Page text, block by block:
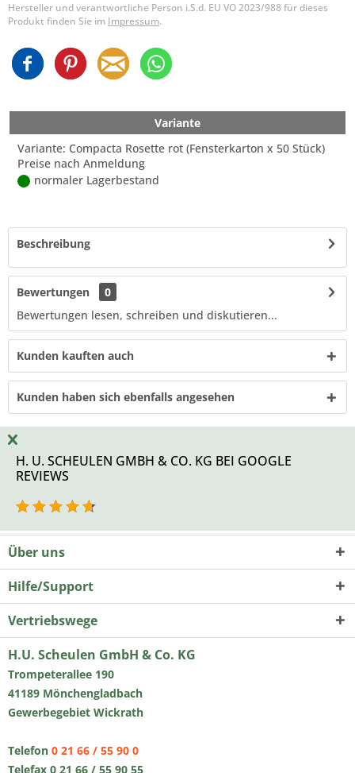
Hersteller und verantwortliche Person i.S.d. EU VO 2023/988 für dieses
Produkt finden Sie im Impressum.
Variante
Variante: Compacta Rosette rot (Fensterkarton x 50 Stück)
Preise nach Anmeldung
normaler Lagerbestand
Beschreibung
Bewertungen
0
Bewertungen lesen, schreiben und diskutieren...
Kunden kauften auch
Kunden haben sich ebenfalls angesehen
H. U. SCHEULEN GMBH & CO. KG BEI GOOGLE
REVIEWS
Über uns
Hilfe/Support
Vertriebswege
H.U. Scheulen GmbH & Co. KG
Trompeterallee 190
41189 Mönchengladbach
Gewerbegebiet Wickrath
Telefon 0 21 66 / 55 90 0
Telefax 0 21 66 / 55 90 55